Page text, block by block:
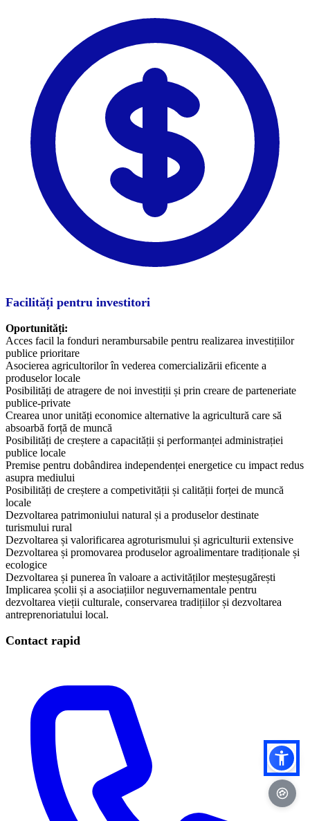
Facilități pentru investitori
Oportunități:
Acces facil la fonduri nerambursabile pentru realizarea investițiilor
publice prioritare
Asocierea agricultorilor în vederea comercializării eficente a
produselor locale
Posibilități de atragere de noi investiții și prin creare de parteneriate
publice-private
Crearea unor unități economice alternative la agricultură care să
absoarbă forță de muncă
Posibilități de creștere a capacității și performanței administrației
publice locale
Premise pentru dobândirea independenței energetice cu impact redus
asupra mediului
Posibilități de creștere a competivității și calității forței de muncă
locale
Dezvoltarea patrimoniului natural și a produselor destinate
turismului rural
Dezvoltarea și valorificarea agroturismului și agriculturii extensive
Dezvoltarea și promovarea produselor agroalimentare tradiționale și
ecologice
Dezvoltarea și punerea în valoare a activităților meșteșugărești
Implicarea școlii și a asociațiilor neguvernamentale pentru
dezvoltarea vieții culturale, conservarea tradițiilor și dezvoltarea
antreprenoriatului local.
Contact rapid